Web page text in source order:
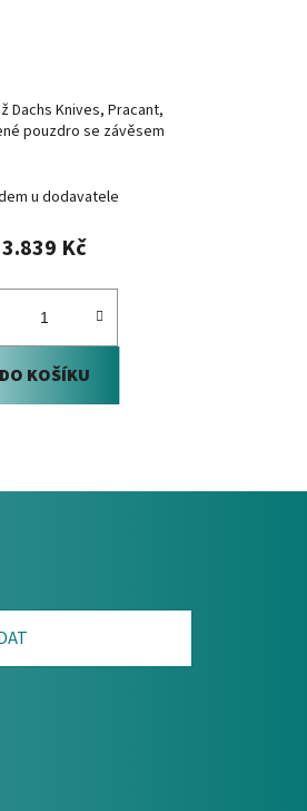
Dachs Knives, Pracant,
pouzdro se závěsem
u dodavatele
3.839 Kč
DO KOŠÍKU